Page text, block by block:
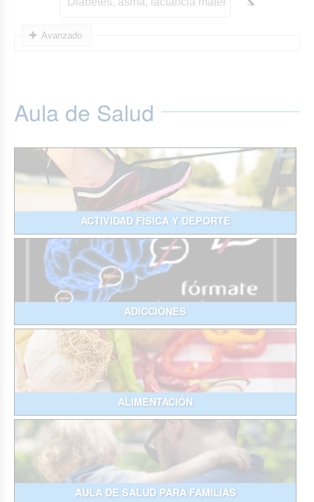
Avanzado
Aula de Salud
ACTIVIDAD FÍSICA Y DEPORTE
ADICCIONES
ALIMENTACIÓN
AULA DE SALUD PARA FAMILIAS